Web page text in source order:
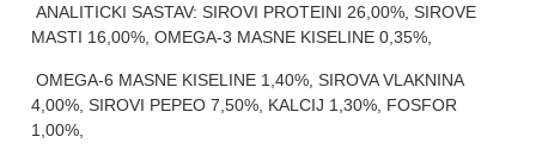
ANALITICKI SASTAV: SIROVI PROTEINI 26,00%, SIROVE
MASTI 16,00%, OMEGA-3 MASNE KISELINE 0,35%,
OMEGA-6 MASNE KISELINE 1,40%, SIROVA VLAKNINA
4,00%, SIROVI PEPEO 7,50%, KALCIJ 1,30%, FOSFOR
1,00%,